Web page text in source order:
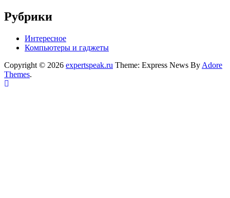
Рубрики
Интересное
Компьютеры и гаджеты
Copyright © 2026 expertspeak.ru Theme: Express News By Adore
Themes.